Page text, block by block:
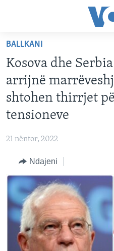
faqen
kryesore
tek
faqja
kryesore
tek
FAQJA KRYESORE
AMERIKA
BALLKANI
MJEDISI
KULTURË
SHKENCË DHE TEKNOLOGJI
SHËNDETËSI
INTERVISTA
DITARI
Learning English
FOLLOW US
Gjuhët
BALLKANI
Kosova dhe
arrijnë
shtohen thirrjet
tensioneve
21 nëntor, 2022
Ndajeni